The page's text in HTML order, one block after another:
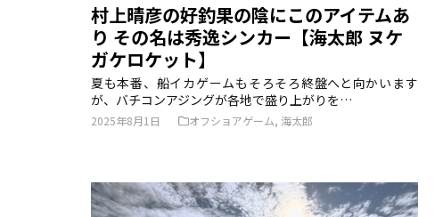
村上晴彦の好釣果の陰にこのアイテムあ
り その名は秀逸シンカー【海太郎 ヌケ
ガケロケット】
夏も本番、船イカゲームもそろそろ終盤へと向かいます
が、バチコンアジングが各地で盛り上がりを…
2025年8月1日 オフショアゲーム, 海太郎